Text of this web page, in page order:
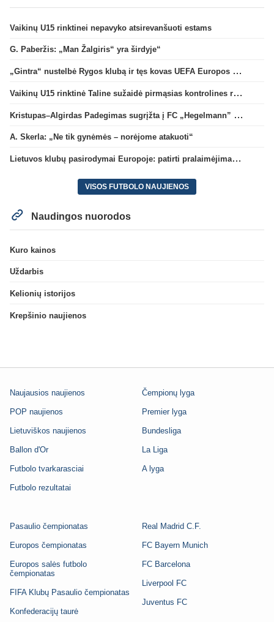
Vaikinų U15 rinktinei nepavyko atsirevanšuoti estams
G. Paberžis: „Man Žalgiris“ yra širdyje“
„Gintra“ nustelbė Rygos klubą ir tęs kovas UEFA Europos taurės atrankoje
Vaikinų U15 rinktinė Taline sužaidė pirmąsias kontrolines rungtynes
Kristupas–Algirdas Padegimas sugrįžta į FC „Hegelmann” B sudėtį
A. Skerla: „Ne tik gynėmės – norėjome atakuoti“
Lietuvos klubų pasirodymai Europoje: patirti pralaimėjimai Kroatijos atstovams
VISOS FUTBOLO NAUJIENOS
Naudingos nuorodos
Kuro kainos
Uždarbis
Kelionių istorijos
Krepšinio naujienos
Naujausios naujienos
POP naujienos
Lietuviškos naujienos
Ballon d'Or
Futbolo tvarkarasciai
Futbolo rezultatai
Čempionų lyga
Premier lyga
Bundesliga
La Liga
A lyga
Pasaulio čempionatas
Europos čempionatas
Europos salės futbolo
čempionatas
FIFA Klubų Pasaulio čempionatas
Konfederacijų taurė
Real Madrid C.F.
FC Bayern Munich
FC Barcelona
Liverpool FC
Juventus FC